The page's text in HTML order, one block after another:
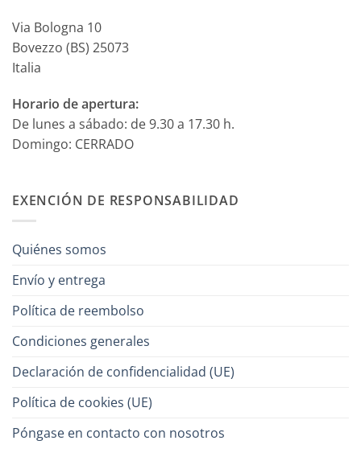
Via Bologna 10
Bovezzo (BS) 25073
Italia
Horario de apertura:
De lunes a sábado: de 9.30 a 17.30 h.
Domingo: CERRADO
EXENCIÓN DE RESPONSABILIDAD
Quiénes somos
Envío y entrega
Política de reembolso
Condiciones generales
Declaración de confidencialidad (UE)
Política de cookies (UE)
Póngase en contacto con nosotros